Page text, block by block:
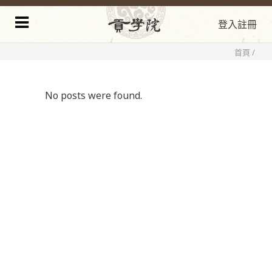
登入註冊
首頁 /
No posts were found.